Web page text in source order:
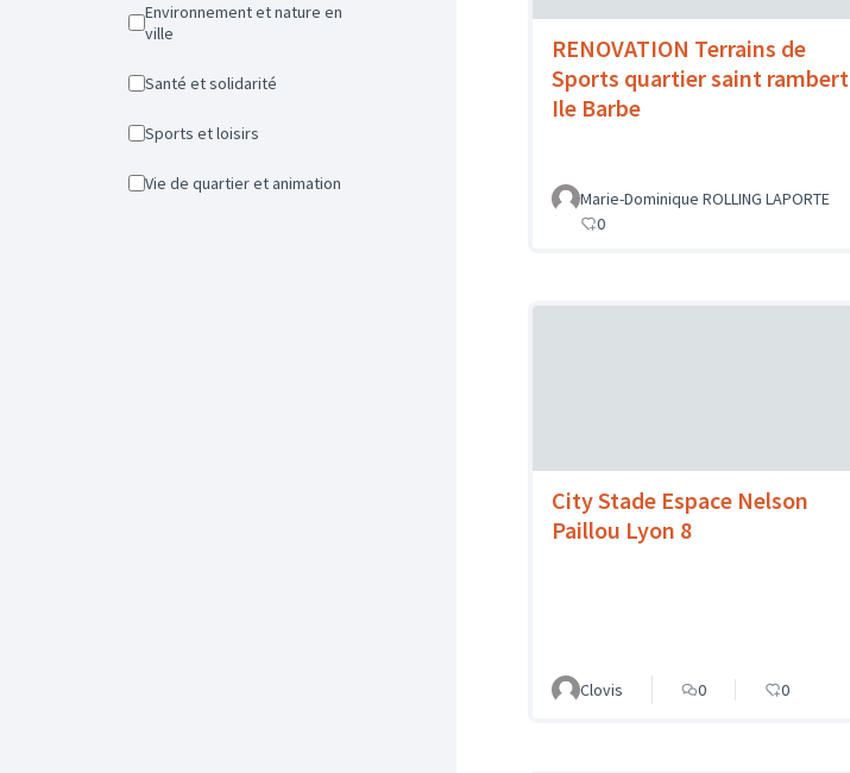
Environnement et nature en
ville
Santé et solidarité
Sports et loisirs
Vie de quartier et animation
RENOVATION Terrains de
Sports quartier saint rambert
Ile Barbe
Marie-Dominique ROLLING LAPORTE
0
City Stade Espace Nelson
Paillou Lyon 8
Clovis 0 0